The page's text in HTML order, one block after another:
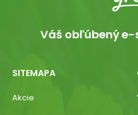
Váš obľúbený
SITEMAPA
Akcie